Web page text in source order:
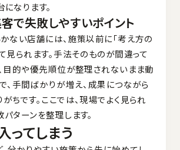
なります。
で失敗しやすいポイント
ない店舗には、施策以前に「考え方の
見られます。手法そのものが間違って
目的や優先順位が整理されないまま動
、手間ばかりが増え、成果につながら
ちです。ここでは、現場でよく見られ
ターンを整理します。
ってしまう